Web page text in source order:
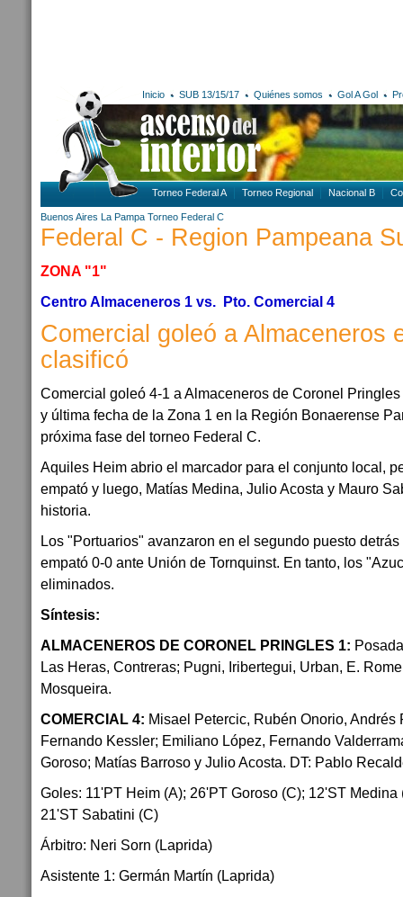
Inicio SUB 13/15/17 Quiénes somos Gol A Gol
Torneo Federal A Torneo Regional Nacional B
Buenos Aires La Pampa Torneo Federal C
Federal C - Region Pampeana
ZONA "1"
Centro Almaceneros 1 vs. Pto. Comercial 4
Comercial goleó a Almaceneros
clasificó
Comercial goleó 4-1 a Almaceneros de Coronel
y última fecha de la Zona 1 en la Región Bonaerense
próxima fase del torneo Federal C.
Aquiles Heim abrio el marcador para el conjunto local,
empató y luego, Matías Medina, Julio Acosta y Mauro
historia.
Los "Portuarios" avanzaron en el segundo puesto
empató 0-0 ante Unión de Tornquinst. En tanto, los
eliminados.
Síntesis:
ALMACENEROS DE CORONEL PRINGLES 1:
Las Heras, Contreras; Pugni, Iribertegui, Urban, E.
Mosqueira.
COMERCIAL 4: Misael Petercic, Rubén Onorio, Andrés
Fernando Kessler; Emiliano López, Fernando
Goroso; Matías Barroso y Julio Acosta. DT: Pablo
Goles: 11'PT Heim (A); 26'PT Goroso (C); 12'ST Medina
21'ST Sabatini (C)
Árbitro: Neri Sorn (Laprida)
Asistente 1: Germán Martín (Laprida)